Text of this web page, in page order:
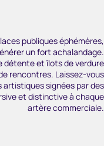
publiques éphémères,
un fort achalandage.
détente et îlots de verdure
rencontres. Laissez-vous
signées par des
et distinctive à chaque
artère commerciale.